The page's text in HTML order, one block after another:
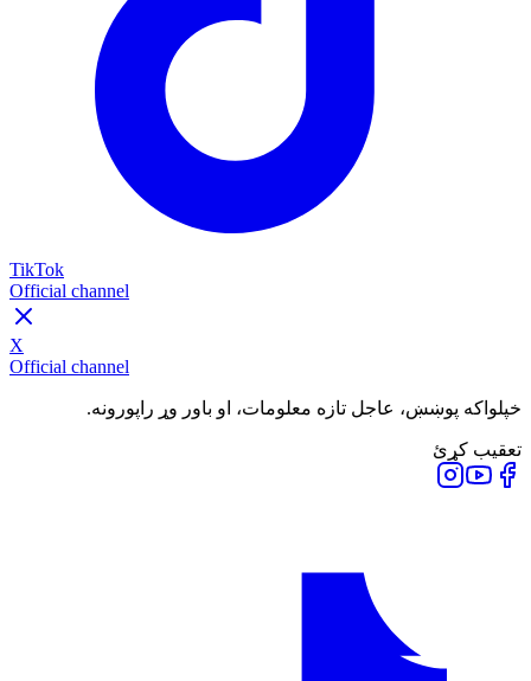
TikTok
Official channel
X
Official channel
خپلواکه پوښښ، عاجل تازه معلومات، او باور وړ راپورونه.
تعقیب کړئ